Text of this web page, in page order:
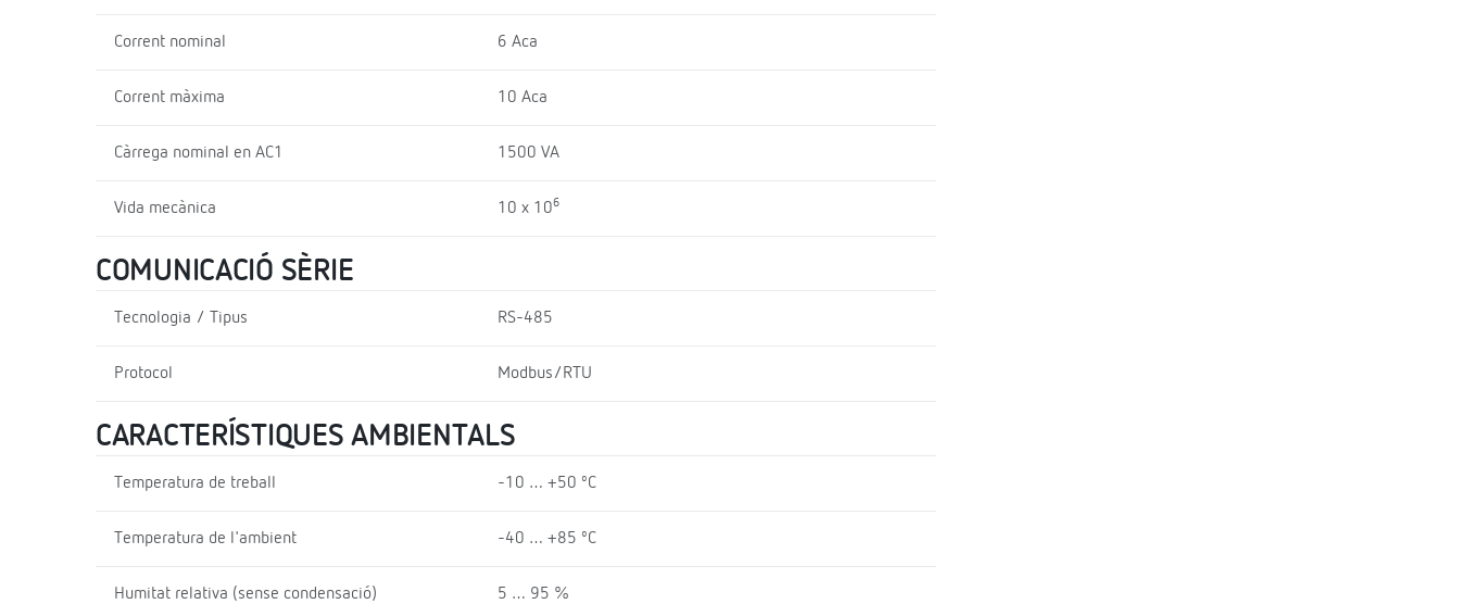
Corrent nominal 6 Aca
Corrent màxima 10 Aca
Càrrega nominal en AC1 1500 VA
Vida mecànica 10 x 106
COMUNICACIÓ SÈRIE
Tecnologia / Tipus RS-485
Protocol Modbus/RTU
CARACTERÍSTIQUES AMBIENTALS
Temperatura de treball -10 … +50 ºC
Temperatura de l'ambient -40 … +85 ºC
Humitat relativa (sense condensació) 5 … 95 %